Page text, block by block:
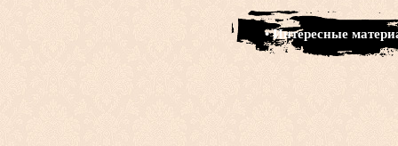
• Интересные